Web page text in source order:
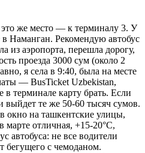
же место — к терминалу 3. У
Наманган. Рекомендую автобус
аэропорта, перешла дорогу,
проезда 3000 сум (около 2
я села в 9:40, была на месте
— BusTicket Uzbekistan,
в терминале карту брать. Если
выйдет те же 50-60 тысяч сумов.
окно на ташкентские улицы,
марте отличная, +15-20°C,
автобуса: не все водители
бегущего с чемоданом.